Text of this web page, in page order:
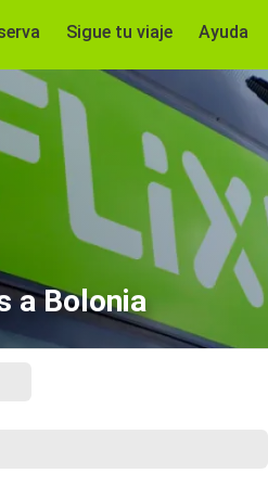
Sigue tu viaje Ayuda
a Bolonia